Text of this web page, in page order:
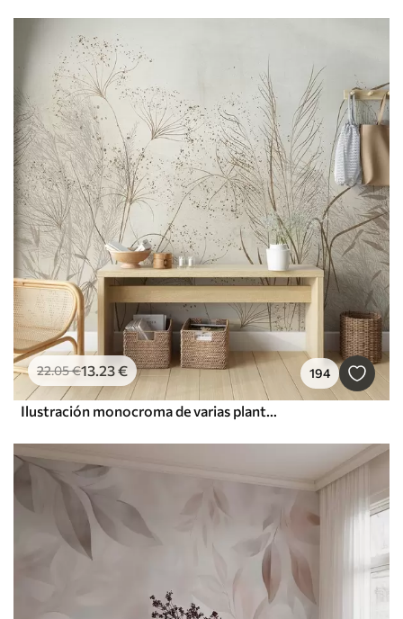
22.05€13.23€ 194
Ilustración monocroma de varias plantas y espiguillas de color beige con líneas y texturas delicadas y tenues